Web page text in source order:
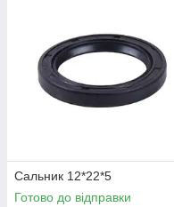
Сальник 12*22*5
Готово до відправки